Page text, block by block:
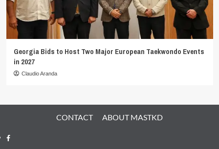
Georgia Bids to Host Two Major European Taekwondo Events
in 2027
Claudio Aranda
CONTACT ABOUT MASTKD
Facebook